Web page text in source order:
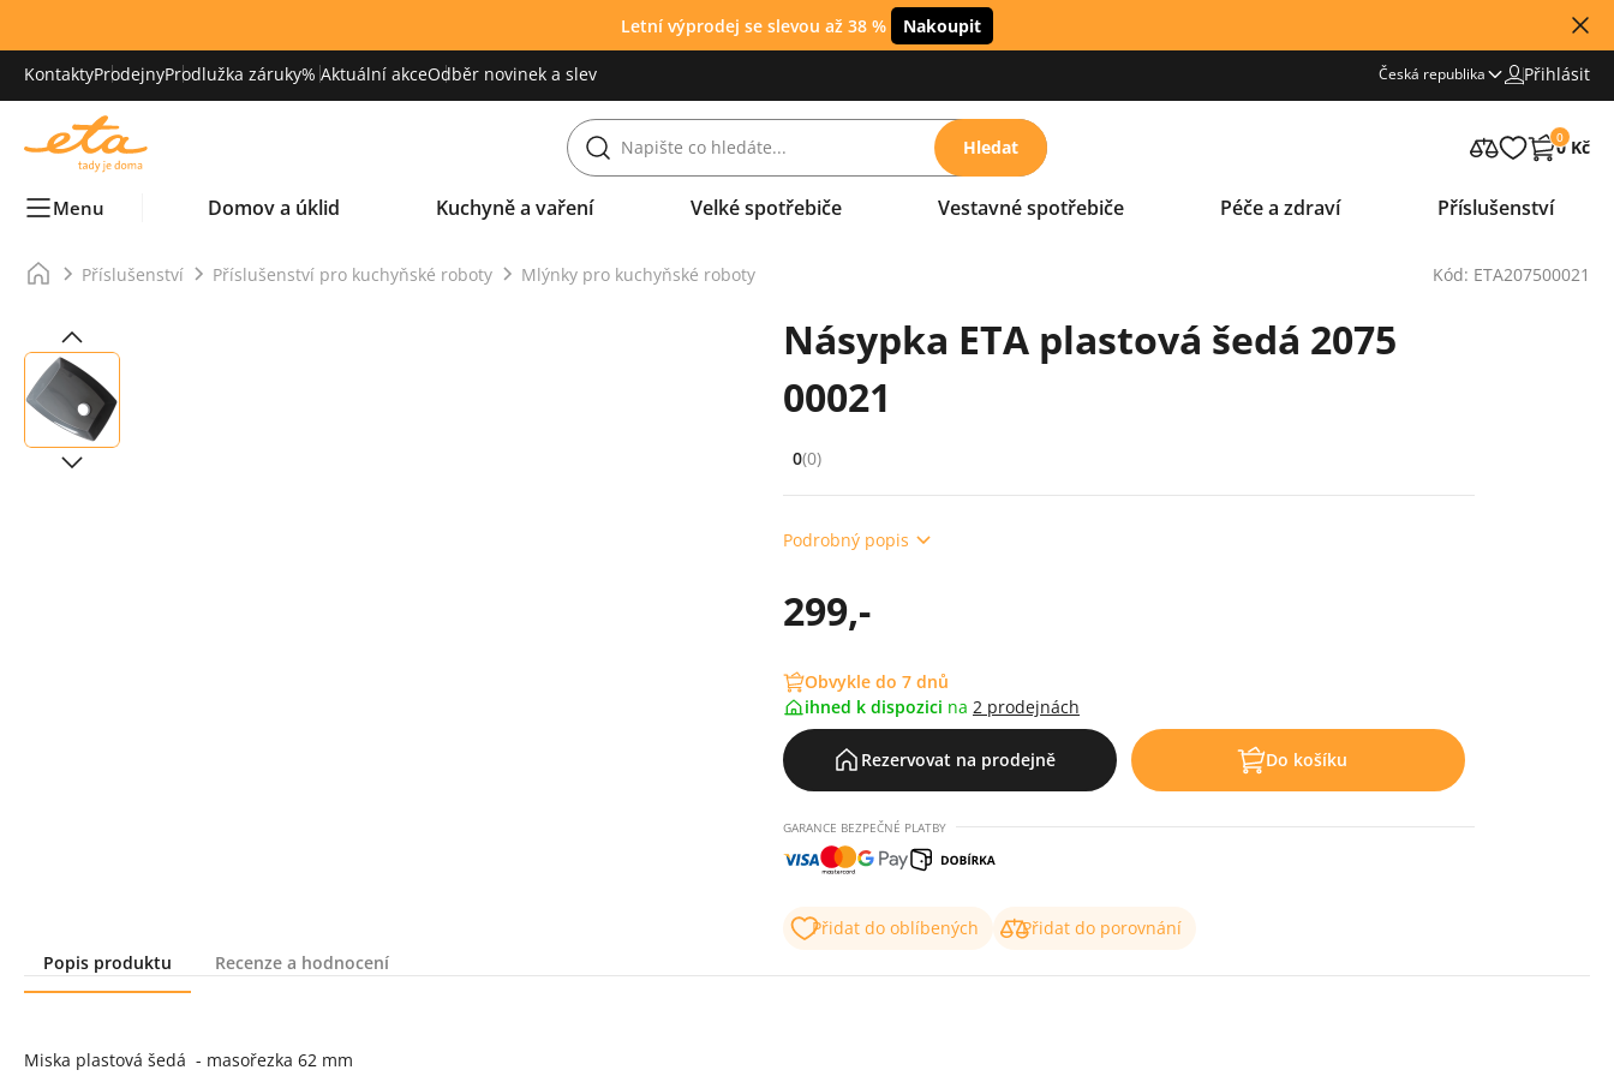
Letní výprodej se slevou až 38 % Nakoupit
KontaktyProdejnyProdlužka záruky% Aktuální akceOdběr novinek a slev Česká republika Přihlásit
Hledat 0
0 Kč
Menu Domov a úklid Kuchyně a vaření Velké spotřebiče Vestavné spotřebiče Péče a zdraví Příslušenství
Příslušenství Příslušenství pro kuchyňské roboty Mlýnky pro kuchyňské roboty Kód: ETA207500021
Násypka ETA plastová šedá 2075
00021
Hodnocení: 0 z 5 (0 recenzí)
0(0)
Podrobný popis
299,-
Obvykle do 7 dnů
ihned k dispozici na 2 prodejnách
Rezervovat na prodejně Do košíku
GARANCE BEZPEČNÉ PLATBY
Přidat do oblíbených
Přidat do porovnání
Popis produktu
Recenze a hodnocení
Miska plastová šedá - masořezka 62 mm